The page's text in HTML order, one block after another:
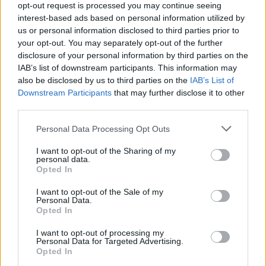
opt-out request is processed you may continue seeing
interest-based ads based on personal information utilized by
us or personal information disclosed to third parties prior to
your opt-out. You may separately opt-out of the further
disclosure of your personal information by third parties on the
IAB’s list of downstream participants. This information may
also be disclosed by us to third parties on the IAB’s List of
Downstream Participants that may further disclose it to other
Personal Data Processing Opt Outs
I want to opt-out of the Sharing of my
personal data.
Opted In
I want to opt-out of the Sale of my
Personal Data.
Opted In
I want to opt-out of processing my
Personal Data for Targeted Advertising.
Opted In
αποτελούν «συμπληρωματικά στοιχεία», τα οποία
οδηγούν, κατ’ εφαρμογή των διατάξεων αυτών, στην
επιμήκυνση σε δεκαετία της (κατ’ αρχήν οριζόμενης
πενταετούς) προθεσμίας παραγραφής της εξουσίας
του Ελληνικού Δημοσίου για τη διαπίστωση της
ύπαρξης μη δηλωθείσας φορολογητέας ύλης,
την επιβολή των αναλογούντων φόρων και συναφών
κυρώσεων».
Αυτό σημαίνει ότι,
πρόστιμα που έχουν επιβληθεί
σε ελεγχόμενους
για την περίοδο εκείνη, (όπως φυσικά και για
Καταθέσεις σε ελληνικές τράπεζες